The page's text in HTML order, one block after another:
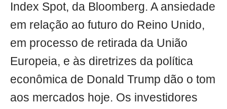
Index Spot, da Bloomberg. A ansiedade
em relação ao futuro do Reino Unido,
em processo de retirada da União
Europeia, e às diretrizes da política
econômica de Donald Trump dão o tom
aos mercados hoje. Os investidores